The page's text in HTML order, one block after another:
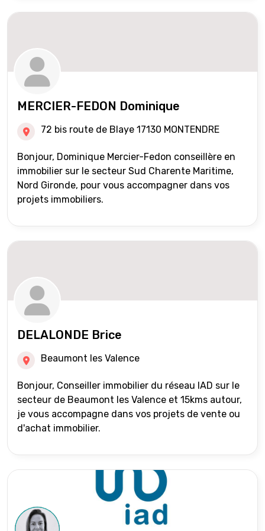
MERCIER-FEDON Dominique
72 bis route de Blaye 17130 MONTENDRE
Bonjour, Dominique Mercier-Fedon conseillère en
immobilier sur le secteur Sud Charente Maritime,
Nord Gironde, pour vous accompagner dans vos
projets immobiliers.
DELALONDE Brice
Beaumont les Valence
Bonjour, Conseiller immobilier du réseau IAD sur le
secteur de Beaumont les Valence et 15kms autour,
je vous accompagne dans vos projets de vente ou
d'achat immobilier.